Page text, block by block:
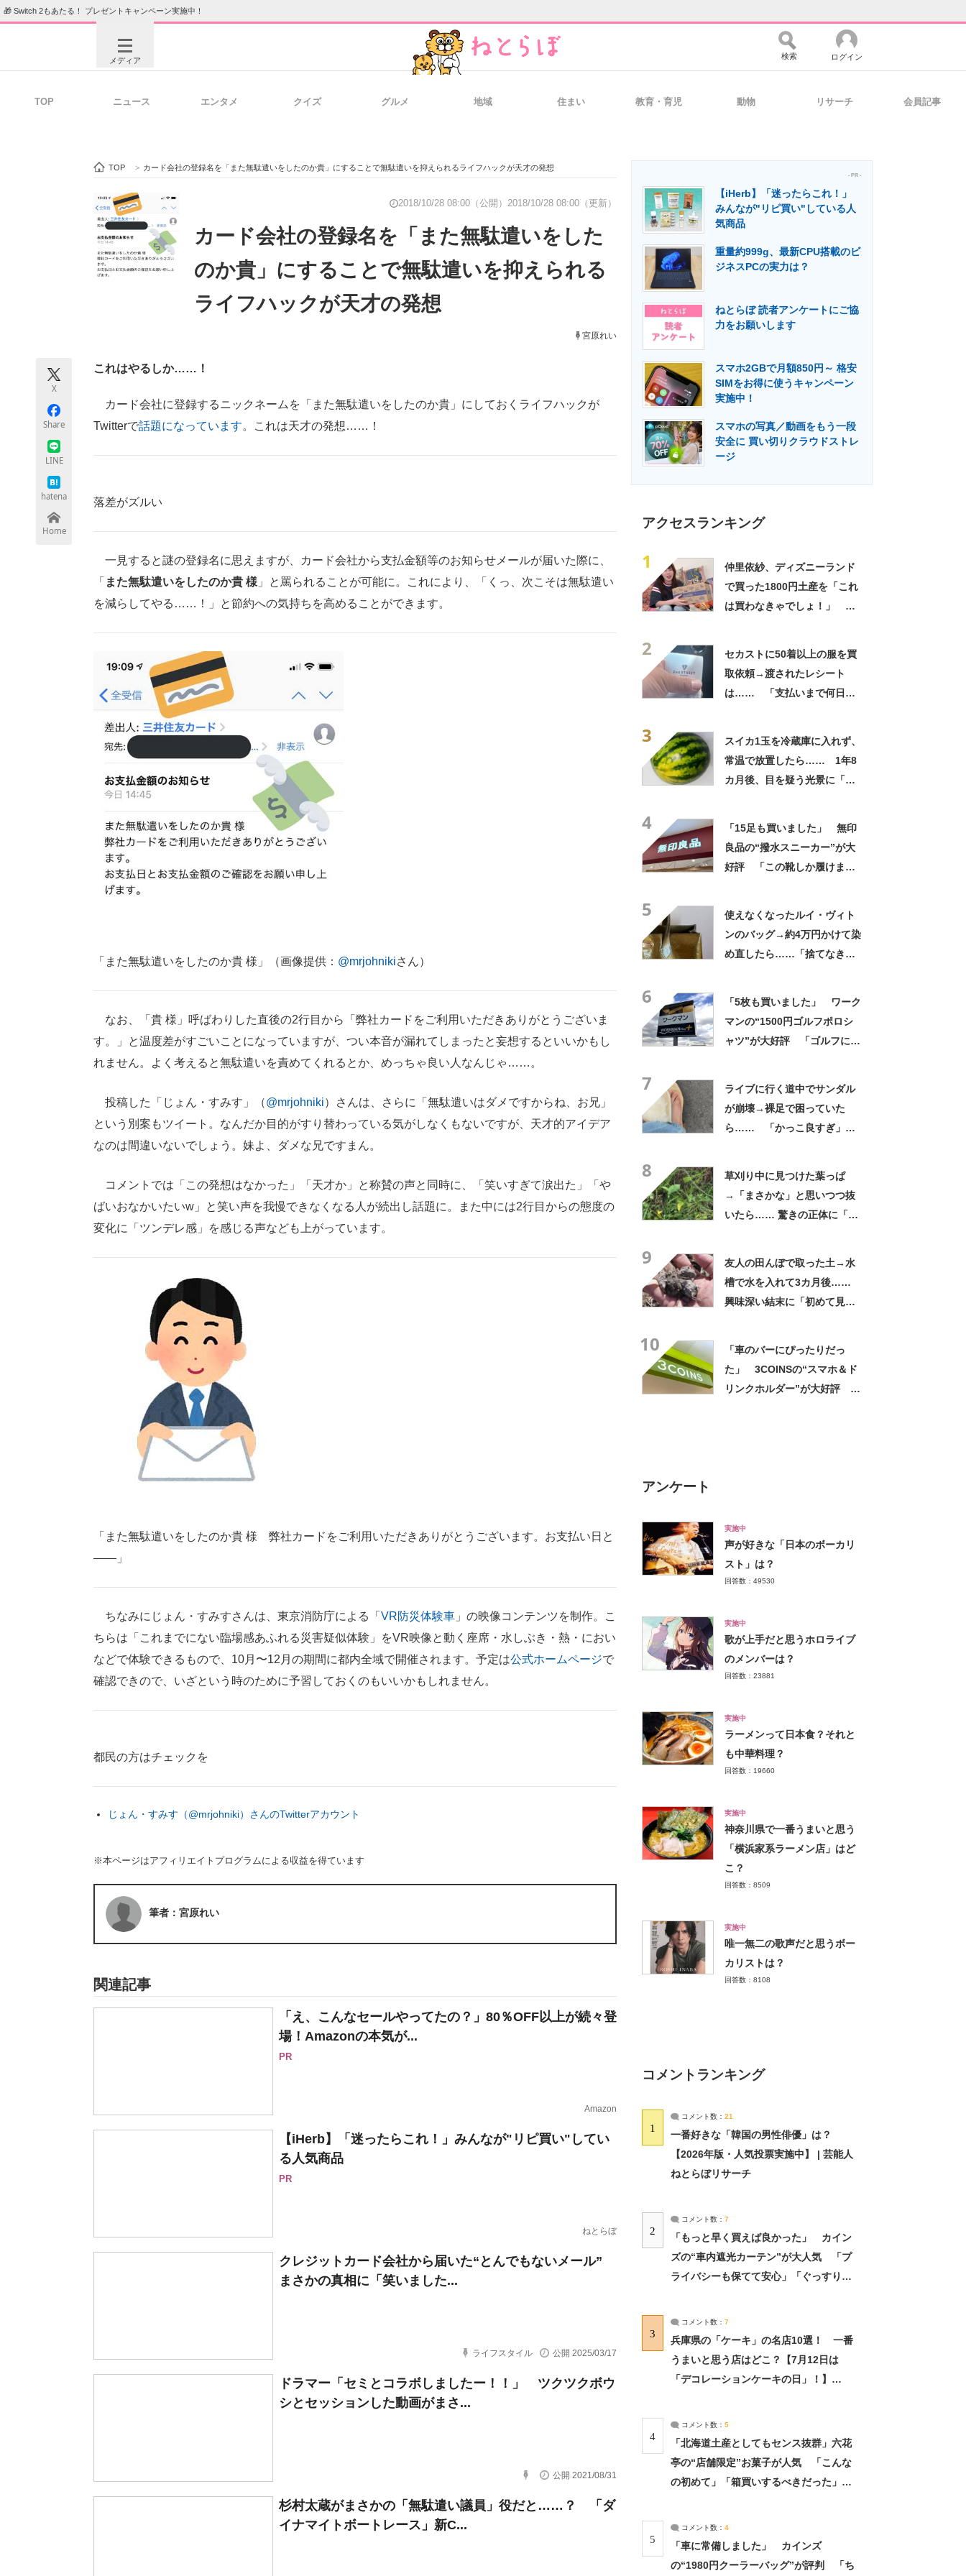
🎁 Switch 2もあたる！ プレゼントキャンペーン実施中！
メディア
ビジネスと働き方のヒント 経営リーダーのコミュニティ マーケ×ITの今がよく分かる
ITエンジニア向け専門サイト 企業向けIT製品の総合サイト IT製品の技術・比較・事例 製造業のIT導入・活用を支援
エネルギーの専門メディア 建設×テクノロジーの最前線
ちょっと気になるネットの話題
検索 ログイン
TOP ニュース エンタメ クイズ グルメ 地域 住まい 教育・育児 動物 リサーチ 会員記事
TOP > カード会社の登録名を「また無駄遣いをしたのか貴」にすることで無駄遣いを抑えられるライフハックが天才の発想
2018/10/28 08:00（公開） 2018/10/28 08:00（更新）
カード会社の登録名を「また無駄遣いをした
のか貴」にすることで無駄遣いを抑えられる
ライフハックが天才の発想
宮原れい
X
Share
LINE
hatena
Home
これはやるしか……！
カード会社に登録するニックネームを「また無駄遣いをしたのか貴」にしておくライフハックが
Twitterで話題になっています。これは天才の発想……！
落差がズルい
一見すると謎の登録名に思えますが、カード会社から支払金額等のお知らせメールが届いた際に、
「 また無駄遣いをしたのか貴 様 」と罵られることが可能に。これにより、「くっ、次こそは無駄遣い
を減らしてやる……！」と節約への気持ちを高めることができます。
「また無駄遣いをしたのか貴 様」（画像提供： @mrjohnikiさん）
なお、「貴 様」呼ばわりした直後の2行目から「弊社カードをご利用いただきありがとうございま
す。」と温度差がすごいことになっていますが、つい本音が漏れてしまったと妄想するといいかもし
れません。よく考えると無駄遣いを責めてくれるとか、めっちゃ良い人なんじゃ……。
投稿した「じょん・すみす」（@mrjohniki）さんは、さらに「無駄遣いはダメですからね、お兄」
という別案もツイート。なんだか目的がすり替わっている気がしなくもないですが、天才的アイデア
なのは間違いないでしょう。妹よ、ダメな兄ですまん。
コメントでは「この発想はなかった」「天才か」と称賛の声と同時に、「笑いすぎて涙出た」「や
ばいおなかいたいw」と笑い声を我慢できなくなる人が続出し話題に。また中には2行目からの態度の
変化に「ツンデレ感」を感じる声なども上がっています。
「また無駄遣いをしたのか貴 様 弊社カードをご利用いただきありがとうございます。お支払い日と
――」
ちなみにじょん・すみすさんは、東京消防庁による「 VR防災体験車 」の映像コンテンツを制作。こ
ちらは「これまでにない臨場感あふれる災害疑似体験」をVR映像と動く座席・水しぶき・熱・におい
などで体験できるもので、10月〜12月の期間に都内全域で開催されます。予定は公式ホームページで
確認できので、いざという時のために予習しておくのもいいかもしれません。
都民の方はチェックを
じょん・すみす（@mrjohniki）さんのTwitterアカウント
※本ページはアフィリエイトプログラムによる収益を得ています
筆者：宮原れい
関連記事
「え、こんなセールやってたの？」80％OFF以上が続々登
場！Amazonの本気が...
PR
Amazon
【iHerb】「迷ったらこれ！」みんなが"リピ買い"してい
る人気商品
PR
ねとらぼ
クレジットカード会社から届いた“とんでもないメール”
まさかの真相に「笑いました...
ライフスタイル 公開 2025/03/17
ドラマー「セミとコラボしましたー！！」 ツクツクボウ
シとセッションした動画がまさ...
公開 2021/08/31
杉村太蔵がまさかの「無駄遣い議員」役だと……？ 「ダ
イナマイトボートレース」新C...
- PR -
【iHerb】「迷ったらこれ！」
みんなが"リピ買い"している人
気商品
重量約999g、最新CPU搭載のビ
ジネスPCの実力は？
ねとらぼ 読者アンケートにご協
力をお願いします
スマホ2GBで月額850円～ 格安
SIMをお得に使うキャンペーン
実施中！
スマホの写真／動画をもう一段
安全に 買い切りクラウドストレ
ージ
アクセスランキング
1
仲里依紗、ディズニーランド
で買った1800円土産を「これ
は買わなきゃでしょ！」
2
セカストに50着以上の服を買
取依頼→渡されたレシート
は…… 「支払いまで何日か
3
スイカ1玉を冷蔵庫に入れず、
常温で放置したら…… 1年8
カ月後、目を疑う光景に「ヤ
4
「15足も買いました」 無印
良品の“撥水スニーカー”が大
好評 「この靴しか履けませ
5
使えなくなったルイ・ヴィト
ンのバッグ→約4万円かけて染
め直したら……「捨てなきゃ
6
「5枚も買いました」 ワーク
マンの“1500円ゴルフポロシ
ャツ”が大好評 「ゴルフにも
7
ライブに行く道中でサンダル
が崩壊→裸足で困っていた
ら…… 「かっこ良すぎ」ま
8
草刈り中に見つけた葉っぱ
→「まさかな」と思いつつ抜
いたら…… 驚きの正体に「お
9
友人の田んぼで取った土→水
槽で水を入れて3カ月後……
興味深い結末に「初めて見
10
「車のバーにぴったりだっ
た」 3COINSの“スマホ＆ド
リンクホルダー”が大好評
アンケート
実施中
声が好きな「日本のボーカリ
スト」は？
回答数：49530
実施中
歌が上手だと思うホロライブ
のメンバーは？
回答数：23881
実施中
ラーメンって日本食？それと
も中華料理？
回答数：19660
実施中
神奈川県で一番うまいと思う
「横浜家系ラーメン店」はど
こ？
回答数：8509
実施中
唯一無二の歌声だと思うボー
カリストは？
回答数：8108
コメントランキング
1
コメント数： 21
一番好きな「韓国の男性俳優」は？
【2026年版・人気投票実施中】 | 芸能人
ねとらぼリサーチ
2
コメント数： 7
「もっと早く買えば良かった」 カイン
ズの“車内遮光カーテン”が大人気 「プ
ライバシーも保てて安心」「ぐっすり眠
3
コメント数： 7
兵庫県の「ケーキ」の名店10選！ 一番
うまいと思う店はどこ？【7月12日は
「デコレーションケーキの日」！】
4
コメント数： 5
「北海道土産としてもセンス抜群」六花
亭の“店舗限定”お菓子が人気 「こんな
の初めて」「箱買いするべきだった」
5
コメント数： 4
「車に常備しました」 カインズ
の“1980円クーラーバッグ”が評判 「ち